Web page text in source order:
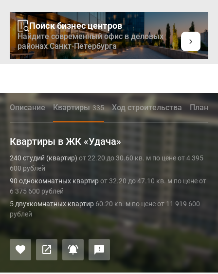
Поиск бизнес центров
Найдите современный офис в деловых
районах Санкт-Петербурга
Описание Квартиры 335 Ход строительства
Квартиры в ЖК «Удача»
240 студий (квартир) от 22.20 до 30.60 кв. м по цене от 4 395
600 рублей
90 однокомнатных квартирот 32.20 до 47.10 кв. м по цене от
6 375 600 рублей
5 двухкомнатных квартир 60.20 кв. м по цене от 11 919 600
рублей